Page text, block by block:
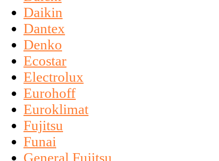
Daikin
Dantex
Denko
Ecostar
Electrolux
Eurohoff
Euroklimat
Fujitsu
Funai
General Fujitsu